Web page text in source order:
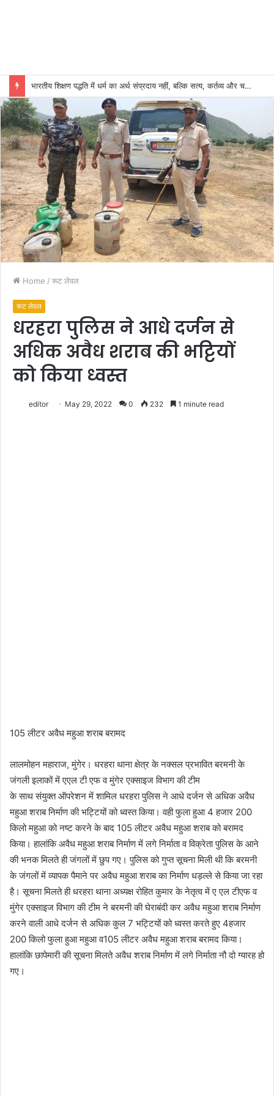
भारतीय शिक्षण पद्धति में धर्म का अर्थ संप्रदाय नहीं, बल्कि सत्य, कर्तव्य और चरित्र निर्माण है: विजय प्रकाश
Home / रूट लेवल
रूट लेवल
धरहरा पुलिस ने आधे दर्जन से
अधिक अवैध शराब की भट्टियों
को किया ध्वस्त
editor May 29, 2022 0 232 1 minute read
105 लीटर अवैध महुआ शराब बरामद
लालमोहन महाराज, मुंगेर। धरहरा थाना क्षेत्र के नक्सल प्रभावित बरमनी के
जंगली इलाकों में एएल टी एफ व मुंगेर एक्साइज विभाग की टीम
के साथ संयुक्त ऑपरेशन में शामिल धरहरा पुलिस ने आधे दर्जन से अधिक अवैध
महुआ शराब निर्माण की भट्टियों को ध्वस्त किया। वही फुला हुआ 4 हजार 200
किलो महुआ को नष्ट करने के बाद 105 लीटर अवैध महुआ शराब को बरामद
किया। हालांकि अवैध महुआ शराब निर्माण में लगे निर्माता व विक्रेता पुलिस के आने
की भनक मिलते ही जंगलों में छुप गए। पुलिस को गुप्त सूचना मिली थी कि बरमनी
के जंगलों में व्यापक पैमाने पर अवैध महुआ शराब का निर्माण धड़ल्ले से किया जा रहा
है। सूचना मिलते ही धरहरा थाना अध्यक्ष रोहित कुमार के नेतृत्व में ए एल टीएफ व
मुंगेर एक्साइज विभाग की टीम ने बरमनी की घेराबंदी कर अवैध महुआ शराब निर्माण
करने वाली आधे दर्जन से अधिक कुल 7 भट्टियों को ध्वस्त करते हुए 4हजार
200 किलो फुला हुआ महुआ व105 लीटर अवैध महुआ शराब बरामद किया।
हालांकि छापेमारी की सूचना मिलते अवैध शराब निर्माण में लगे निर्माता नौ दो ग्यारह हो
गए।